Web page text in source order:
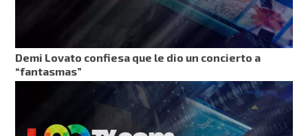
Demi Lovato confiesa que le dio un concierto a
“fantasmas”